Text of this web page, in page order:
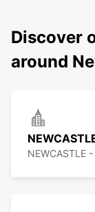
Discover
around
NEWCASTLE